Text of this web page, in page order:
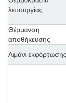
λειτουργίας
Θέρμανση
αποθήκευσης
Λιμάνι εκφόρτωσης